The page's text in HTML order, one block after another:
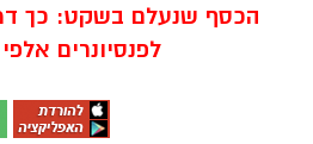
הכסף שנעלם בשקט: כך
לפנסיונרים